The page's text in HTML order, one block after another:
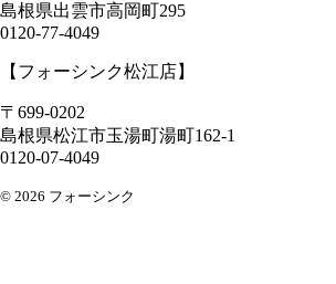
島根県出雲市高岡町295
0120-77-4049
【フォーシンク松江店】
〒699-0202
島根県松江市玉湯町湯町162-1
0120-07-4049
© 2026 フォーシンク